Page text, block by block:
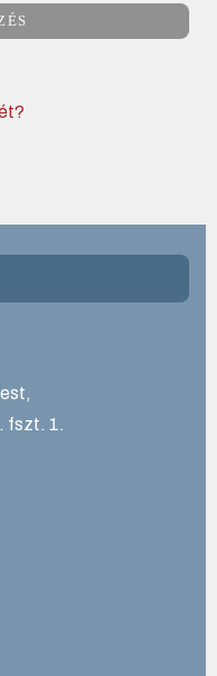
fszt. 1.